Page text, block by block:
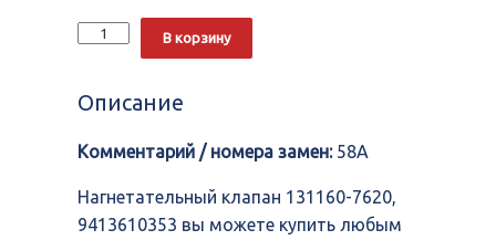
Количество
Нагнетательный
7620,
В корзину
Описание
Комментарий / номера замен:58A
Нагнетательный клапан 131160-7620,
9413610353 вы можете купить любым